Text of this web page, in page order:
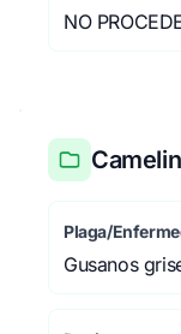
NO
Plaga/
Gusanos